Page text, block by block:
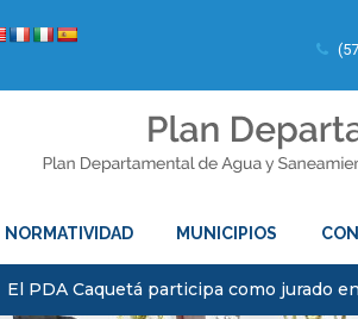
NORMATIVIDAD MUNICIPIOS
El PDA Caquetá participa como jurado